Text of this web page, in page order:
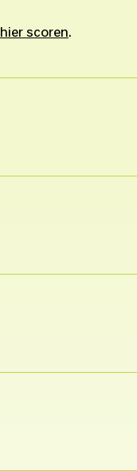
hier scoren.